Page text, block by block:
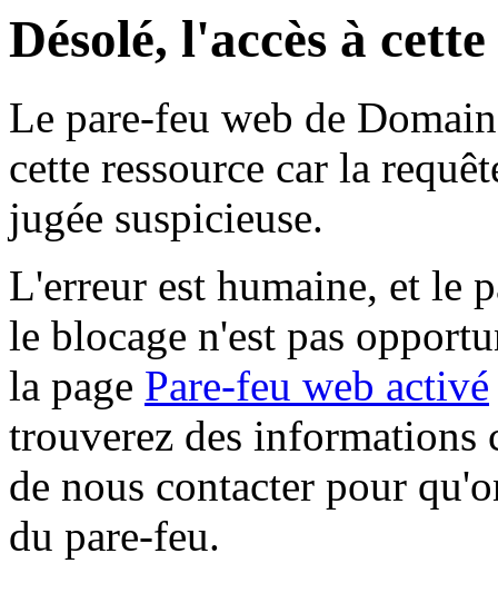
Désolé, l'accès à
Le pare-feu web de
cette ressource car la
jugée suspicieuse.
L'erreur est humaine, et le
le blocage n'est pas
la page Pare-feu web activé
trouverez des informations
de nous contacter pour
du pare-feu.